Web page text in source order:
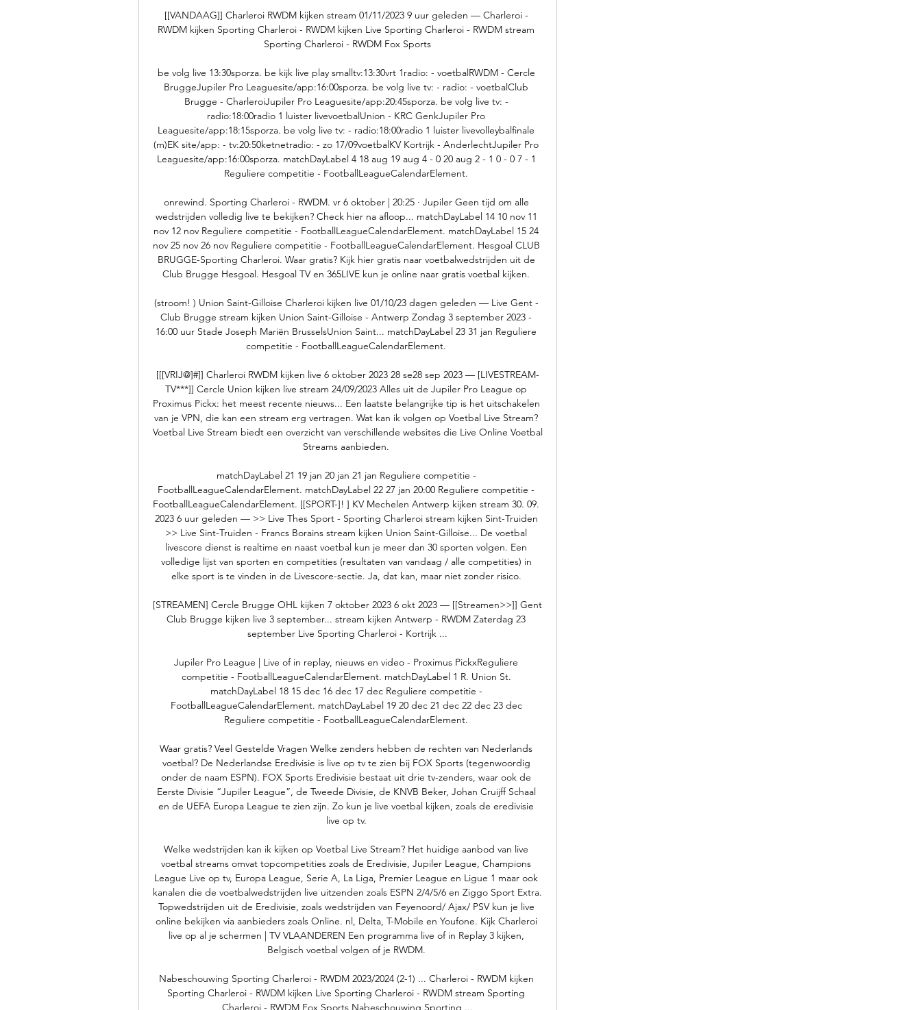
[[VANDAAG]] Charleroi RWDM kijken stream 01/11/2023 9 uur geleden — Charleroi -
RWDM kijken Sporting Charleroi - RWDM kijken Live Sporting Charleroi - RWDM stream
Sporting Charleroi - RWDM Fox Sports
be volg live 13:30sporza. be kijk live play smalltv:13:30vrt 1radio: - voetbalRWDM - Cercle
BruggeJupiler Pro Leaguesite/app:16:00sporza. be volg live tv: - radio: - voetbalClub
Brugge - CharleroiJupiler Pro Leaguesite/app:20:45sporza. be volg live tv: -
radio:18:00radio 1 luister livevoetbalUnion - KRC GenkJupiler Pro
Leaguesite/app:18:15sporza. be volg live tv: - radio:18:00radio 1 luister livevolleybalfinale
(m)EK site/app: - tv:20:50ketnetradio: - zo 17/09voetbalKV Kortrijk - AnderlechtJupiler Pro
Leaguesite/app:16:00sporza. matchDayLabel 4 18 aug 19 aug 4 - 0 20 aug 2 - 1 0 - 0 7 - 1
Reguliere competitie - FootballLeagueCalendarElement.
onrewind. Sporting Charleroi - RWDM. vr 6 oktober | 20:25 · Jupiler Geen tijd om alle
wedstrijden volledig live te bekijken? Check hier na afloop... matchDayLabel 14 10 nov 11
nov 12 nov Reguliere competitie - FootballLeagueCalendarElement. matchDayLabel 15 24
nov 25 nov 26 nov Reguliere competitie - FootballLeagueCalendarElement. Hesgoal CLUB
BRUGGE-Sporting Charleroi. Waar gratis? Kijk hier gratis naar voetbalwedstrijden uit de
Club Brugge Hesgoal. Hesgoal TV en 365LIVE kun je online naar gratis voetbal kijken.
(stroom! ) Union Saint-Gilloise Charleroi kijken live 01/10/23 dagen geleden — Live Gent -
Club Brugge stream kijken Union Saint-Gilloise - Antwerp Zondag 3 september 2023 -
16:00 uur Stade Joseph Mariën BrusselsUnion Saint... matchDayLabel 23 31 jan Reguliere
competitie - FootballLeagueCalendarElement.
[[[VRIJ@]#]] Charleroi RWDM kijken live 6 oktober 2023 28 se28 sep 2023 — [LIVESTREAM-
TV***]] Cercle Union kijken live stream 24/09/2023 Alles uit de Jupiler Pro League op
Proximus Pickx: het meest recente nieuws... Een laatste belangrijke tip is het uitschakelen
van je VPN, die kan een stream erg vertragen. Wat kan ik volgen op Voetbal Live Stream?
Voetbal Live Stream biedt een overzicht van verschillende websites die Live Online Voetbal
Streams aanbieden.
matchDayLabel 21 19 jan 20 jan 21 jan Reguliere competitie -
FootballLeagueCalendarElement. matchDayLabel 22 27 jan 20:00 Reguliere competitie -
FootballLeagueCalendarElement. [[SPORT-]! ] KV Mechelen Antwerp kijken stream 30. 09.
2023 6 uur geleden — >> Live Thes Sport - Sporting Charleroi stream kijken Sint-Truiden
>> Live Sint-Truiden - Francs Borains stream kijken Union Saint-Gilloise... De voetbal
livescore dienst is realtime en naast voetbal kun je meer dan 30 sporten volgen. Een
volledige lijst van sporten en competities (resultaten van vandaag / alle competities) in
elke sport is te vinden in de Livescore-sectie. Ja, dat kan, maar niet zonder risico.
[STREAMEN] Cercle Brugge OHL kijken 7 oktober 2023 6 okt 2023 — [[Streamen>>]] Gent
Club Brugge kijken live 3 september... stream kijken Antwerp - RWDM Zaterdag 23
september Live Sporting Charleroi - Kortrijk ...
Jupiler Pro League | Live of in replay, nieuws en video - Proximus PickxReguliere
competitie - FootballLeagueCalendarElement. matchDayLabel 1 R. Union St.
matchDayLabel 18 15 dec 16 dec 17 dec Reguliere competitie -
FootballLeagueCalendarElement. matchDayLabel 19 20 dec 21 dec 22 dec 23 dec
Reguliere competitie - FootballLeagueCalendarElement.
Waar gratis? Veel Gestelde Vragen Welke zenders hebben de rechten van Nederlands
voetbal? De Nederlandse Eredivisie is live op tv te zien bij FOX Sports (tegenwoordig
onder de naam ESPN). FOX Sports Eredivisie bestaat uit drie tv-zenders, waar ook de
Eerste Divisie “Jupiler League”, de Tweede Divisie, de KNVB Beker, Johan Cruijff Schaal
en de UEFA Europa League te zien zijn. Zo kun je live voetbal kijken, zoals de eredivisie
live op tv.
Welke wedstrijden kan ik kijken op Voetbal Live Stream? Het huidige aanbod van live
voetbal streams omvat topcompetities zoals de Eredivisie, Jupiler League, Champions
League Live op tv, Europa League, Serie A, La Liga, Premier League en Ligue 1 maar ook
kanalen die de voetbalwedstrijden live uitzenden zoals ESPN 2/4/5/6 en Ziggo Sport Extra.
Topwedstrijden uit de Eredivisie, zoals wedstrijden van Feyenoord/ Ajax/ PSV kun je live
online bekijken via aanbieders zoals Online. nl, Delta, T-Mobile en Youfone. Kijk Charleroi
live op al je schermen | TV VLAANDEREN Een programma live of in Replay 3 kijken,
Belgisch voetbal volgen of je RWDM.
Nabeschouwing Sporting Charleroi - RWDM 2023/2024 (2-1) ... Charleroi - RWDM kijken
Sporting Charleroi - RWDM kijken Live Sporting Charleroi - RWDM stream Sporting
Charleroi - RWDM Fox Sports Nabeschouwing Sporting ...